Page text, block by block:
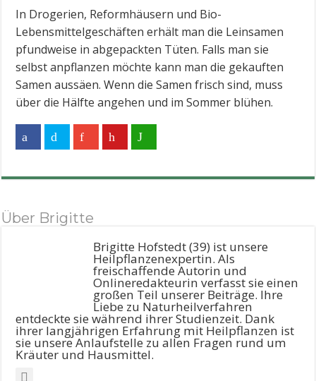
In Drogerien, Reformhäusern und Bio-
Lebensmittelgeschäften erhält man die Leinsamen
pfundweise in abgepackten Tüten. Falls man sie
selbst anpflanzen möchte kann man die gekauften
Samen aussäen. Wenn die Samen frisch sind, muss
über die Hälfte angehen und im Sommer blühen.
Über Brigitte
Brigitte Hofstedt (39) ist unsere
Heilpflanzenexpertin. Als
freischaffende Autorin und
Onlineredakteurin verfasst sie einen
großen Teil unserer Beiträge. Ihre
Liebe zu Naturheilverfahren
entdeckte sie während ihrer Studienzeit. Dank
ihrer langjährigen Erfahrung mit Heilpflanzen ist
sie unsere Anlaufstelle zu allen Fragen rund um
Kräuter und Hausmittel.